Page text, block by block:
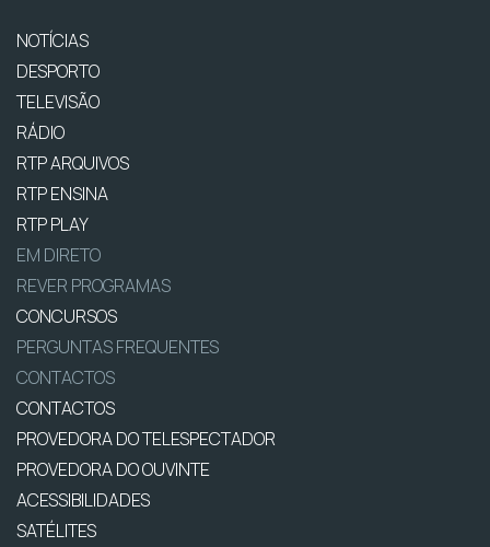
NOTÍCIAS
DESPORTO
TELEVISÃO
RÁDIO
RTP ARQUIVOS
RTP ENSINA
RTP PLAY
EM DIRETO
REVER PROGRAMAS
CONCURSOS
PERGUNTAS FREQUENTES
CONTACTOS
CONTACTOS
PROVEDORA DO TELESPECTADOR
PROVEDORA DO OUVINTE
ACESSIBILIDADES
SATÉLITES